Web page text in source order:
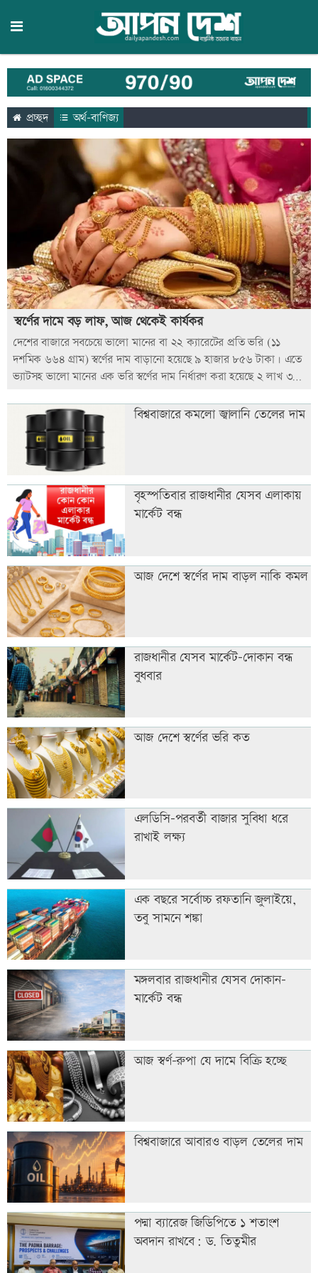
প্রচ্ছদ অর্থ-বাণিজ্য
স্বর্ণের দামে বড় লাফ, আজ থেকেই কার্যকর
দেশের বাজারে সবচেয়ে ভালো মানের বা ২২ ক্যারেটের প্রতি ভরি (১১
দশমিক ৬৬৪ গ্রাম) স্বর্ণের দাম বাড়ানো হয়েছে ৯ হাজার ৮৫৬ টাকা। এতে
ভ্যাটসহ ভালো মানের এক ভরি স্বর্ণের দাম নির্ধারণ করা হয়েছে ২ লাখ ৩২
কার্যকর হয়েছে। এক বিজ্ঞপ্তিতে এ তথ্য জানিয়েছে বাংলাদেশ জুয়েলার্স
অ্যাসোসিয়েশন (বাজুস)।
বিশ্ববাজারে কমলো জ্বালানি তেলের দাম
বৃহস্পতিবার রাজধানীর যেসব এলাকায়
মার্কেট বন্ধ
আজ দেশে স্বর্ণের দাম বাড়ল নাকি কমল
রাজধানীর যেসব মার্কেট-দোকান বন্ধ
বুধবার
আজ দেশে স্বর্ণের ভরি কত
এলডিসি-পরবর্তী বাজার সুবিধা ধরে
রাখাই লক্ষ্য
এক বছরে সর্বোচ্চ রফতানি জুলাইয়ে,
তবু সামনে শঙ্কা
মঙ্গলবার রাজধানীর যেসব দোকান-
মার্কেট বন্ধ
আজ স্বর্ণ-রুপা যে দামে বিক্রি হচ্ছে
বিশ্ববাজারে আবারও বাড়ল তেলের দাম
পদ্মা ব্যারেজ জিডিপিতে ১ শতাংশ
অবদান রাখবে: ড. তিতুমীর